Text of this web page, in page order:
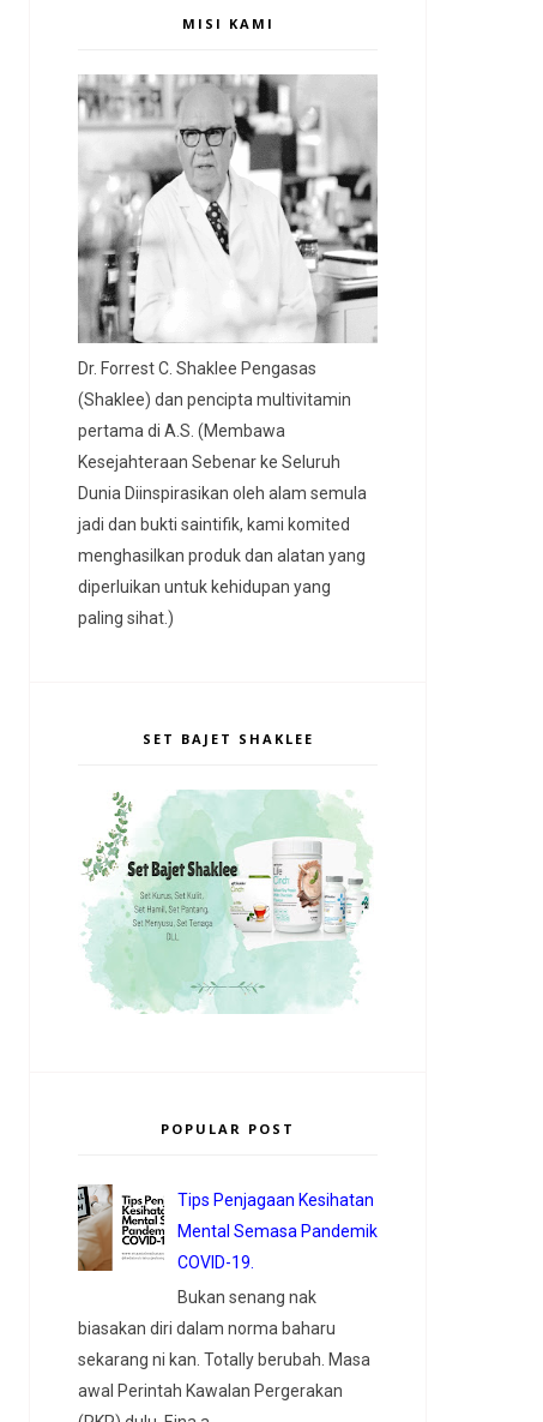
MISI KAMI
Dr. Forrest C. Shaklee Pengasas
(Shaklee) dan pencipta multivitamin
pertama di A.S. (Membawa
Kesejahteraan Sebenar ke Seluruh
Dunia Diinspirasikan oleh alam semula
jadi dan bukti saintifik, kami komited
menghasilkan produk dan alatan yang
diperluikan untuk kehidupan yang
paling sihat.)
SET BAJET SHAKLEE
POPULAR POST
Tips Penjagaan Kesihatan
Mental Semasa Pandemik
COVID-19.
Bukan senang nak
biasakan diri dalam norma baharu
sekarang ni kan. Totally berubah. Masa
awal Perintah Kawalan Pergerakan